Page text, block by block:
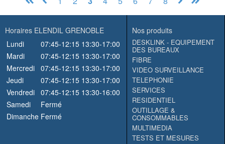
Horaires ELENDIL GRENOBLE
Lundi
07:45-12:15 13:30-17:00
Mardi
07:45-12:15 13:30-17:00
Mercredi 07:45-12:15 13:30-17:00
Jeudi
07:45-12:15 13:30-17:00
Vendredi 07:45-12:15 13:30-16:00
Samedi
Fermé
Dimanche Fermé
Nos produits
DESKLINK - EQUIPEMENT
DES BUREAUX
FIBRE
VIDEO SURVEILLANCE
TELEPHONIE
SERVICES
RESIDENTIEL
OUTILLAGE &
CONSOMMABLES
MULTIMEDIA
TESTS ET MESURES